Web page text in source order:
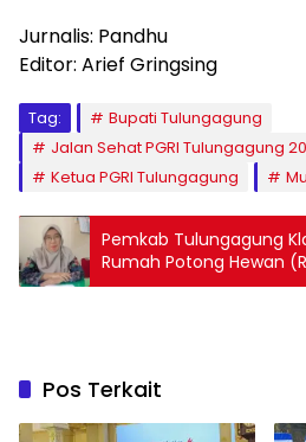
Jurnalis: Pandhu
Editor: Arief Gringsing
Tag:
Bupati Tulungagung
Jalan Sehat PGRI Tulungagung
Ketua PGRI Tulungagung
Pemkab Tulungagung
Rumah Potong Hewan
Halal dan NKV
Pos Terkait